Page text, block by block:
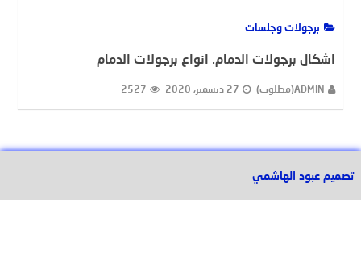
برجولات وجلسات
اشكال برجولات الدمام. انواع برجولات الدمام
ADMIN(مطلوب) 27 ديسمبر، 2020 2527
تصميم عبود الهاشمي